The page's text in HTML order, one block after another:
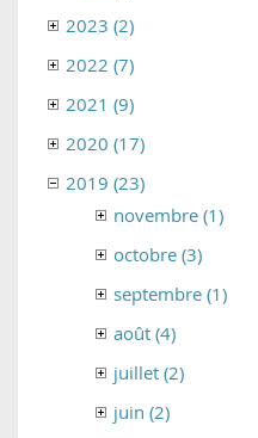
2023 (2)
2022 (7)
2021 (9)
2020 (17)
2019 (23)
novembre (1)
octobre (3)
septembre (1)
août (4)
juillet (2)
juin (2)